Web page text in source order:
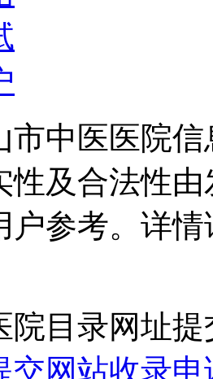
市中医医院
性及合法性
户参考。详
院目录网址
交网站收录申